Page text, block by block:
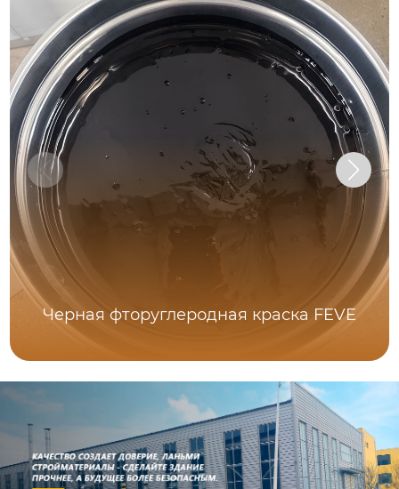
Черная фторуглеродная краска FEVE